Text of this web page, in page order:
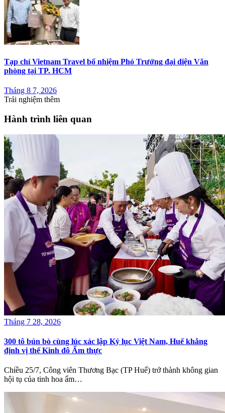
Tạp chí Vietnam Travel bổ nhiệm Phó Trưởng đại diện Văn
phòng tại TP. HCM
Tháng 8 7, 2026
Trải nghiệm thêm
Hành trình liên quan
Tháng 7 28, 2026
300 tô bún bò cùng lúc xác lập Kỷ lục Việt Nam, Huế khẳng
định vị thế Kinh đô Ẩm thực
Chiều 25/7, Công viên Thương Bạc (TP Huế) trở thành không gian
hội tụ của tinh hoa ẩm…